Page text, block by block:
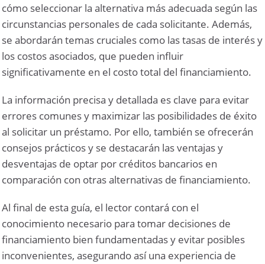
cómo seleccionar la alternativa más adecuada según las
circunstancias personales de cada solicitante. Además,
se abordarán temas cruciales como las tasas de interés y
los costos asociados, que pueden influir
significativamente en el costo total del financiamiento.
La información precisa y detallada es clave para evitar
errores comunes y maximizar las posibilidades de éxito
al solicitar un préstamo. Por ello, también se ofrecerán
consejos prácticos y se destacarán las ventajas y
desventajas de optar por créditos bancarios en
comparación con otras alternativas de financiamiento.
Al final de esta guía, el lector contará con el
conocimiento necesario para tomar decisiones de
financiamiento bien fundamentadas y evitar posibles
inconvenientes, asegurando así una experiencia de